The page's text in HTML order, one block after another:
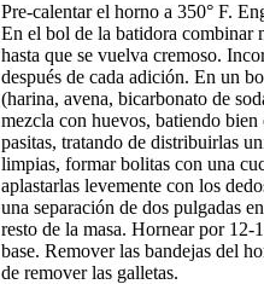
Pre-calentar el horno a 350° F.
En el bol de la batidora combinar
hasta que se vuelva cremoso.
después de cada adición. En un
(harina, avena, bicarbonato de
mezcla con huevos, batiendo
pasitas, tratando de distribuirlas
limpias, formar bolitas con una
aplastarlas levemente con los
una separación de dos pulgadas
resto de la masa. Hornear por 12-
base. Remover las bandejas del
de remover las galletas.